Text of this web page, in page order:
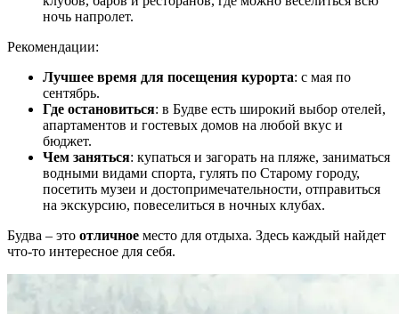
ночь напролет.
Рекомендации:
Лучшее время для посещения курорта: с мая по
сентябрь.
Где остановиться: в Будве есть широкий выбор отелей,
апартаментов и гостевых домов на любой вкус и
бюджет.
Чем заняться: купаться и загорать на пляже, заниматься
водными видами спорта, гулять по Старому городу,
посетить музеи и достопримечательности, отправиться
на экскурсию, повеселиться в ночных клубах.
Будва – это отличное место для отдыха. Здесь каждый найдет
что-то интересное для себя.